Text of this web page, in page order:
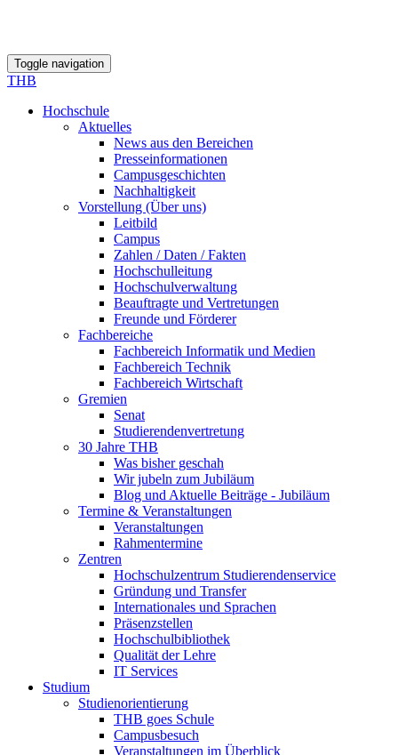
Toggle navigation
THB
Hochschule
Aktuelles
News aus den Bereichen
Presseinformationen
Campusgeschichten
Nachhaltigkeit
Vorstellung (Über uns)
Leitbild
Campus
Zahlen / Daten / Fakten
Hochschulleitung
Hochschulverwaltung
Beauftragte und Vertretungen
Freunde und Förderer
Fachbereiche
Fachbereich Informatik und Medien
Fachbereich Technik
Fachbereich Wirtschaft
Gremien
Senat
Studierendenvertretung
30 Jahre THB
Was bisher geschah
Wir jubeln zum Jubiläum
Blog und Aktuelle Beiträge - Jubiläum
Termine & Veranstaltungen
Veranstaltungen
Rahmentermine
Zentren
Hochschulzentrum Studierendenservice
Gründung und Transfer
Internationales und Sprachen
Präsenzstellen
Hochschulbibliothek
Qualität der Lehre
IT Services
Studium
Studienorientierung
THB goes Schule
Campusbesuch
Veranstaltungen im Überblick